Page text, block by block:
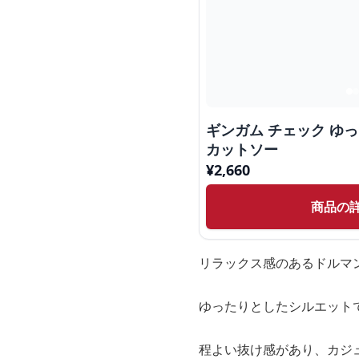
ギンガム チェック ゆ
カットソー
¥2,660
商品の
リラックス感のあるドル
ゆったりとしたシルエッ
程よい抜け感があり、カ